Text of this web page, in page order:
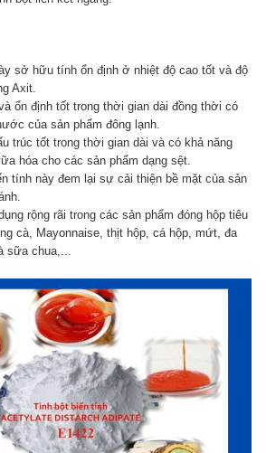
sở hữu tính ổn định ở nhiệt độ cao tốt và độ
Axit.
ổn định tốt trong thời gian dài đồng thời có
của sản phẩm đông lạnh.
trúc tốt trong thời gian dài và có khả năng
hóa cho các sản phẩm dạng sệt.
tính này đem lại sự cải thiện bề mặt của sản
rộng rãi trong các sản phẩm đóng hộp tiêu
cà, Mayonnaise, thịt hộp, cá hộp, mứt, đa
sữa chua,...